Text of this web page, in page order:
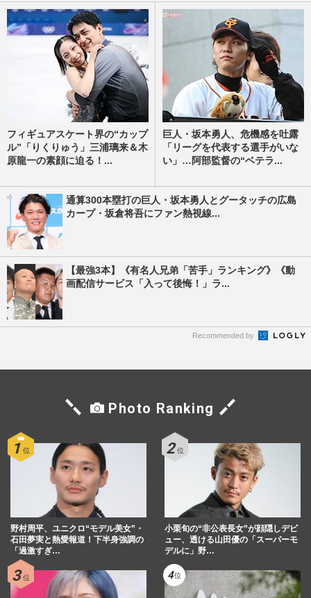
フィギュアスケート界の“カップ
ル”「りくりゅう」三浦璃来＆木
原龍一の素顔に迫る！...
巨人・坂本勇人、危機感を吐露
「リーグを代表する選手がいな
い」…阿部監督の“ベテラ...
通算300本塁打の巨人・坂本勇人とグータッチの広島
カープ・坂倉将吾にファン熱視線...
【最強3本】《有名人兄弟「苦手」ランキング》《動
画配信サービス「入って後悔！」ラ...
Recommended by
Photo Ranking
野村周平、ユニクロ“モデル美女”・
石田夢実と熱愛報道！下半身強調の
「過激すぎ…
小栗旬の“非公表長女”が顔隠しデビ
ュー、透ける山田優の「スーパーモ
デルに」野…